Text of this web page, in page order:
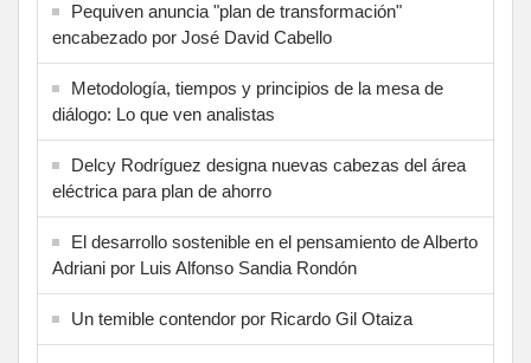
Pequiven anuncia "plan de transformación"
encabezado por José David Cabello
Metodología, tiempos y principios de la mesa de
diálogo: Lo que ven analistas
Delcy Rodríguez designa nuevas cabezas del área
eléctrica para plan de ahorro
El desarrollo sostenible en el pensamiento de Alberto
Adriani por Luis Alfonso Sandia Rondón
Un temible contendor por Ricardo Gil Otaiza